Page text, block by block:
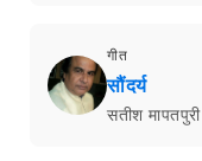
गीत
सौंदर्य
सतीश मापतपुरी